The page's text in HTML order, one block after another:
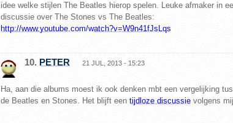
idee welke stijlen The Beatles hierop spelen. Leuke afmaker in
discussie over The Stones vs The Beatles:
http://www.youtube.com/watch?v=W9n41fJsLqs
10. PETER 21 JUL, 2013 - 15:23
Ha, aan die albums moest ik ook denken mbt een vergelijking
de Beatles en Stones. Het blijft een tijdloze discussie volgens